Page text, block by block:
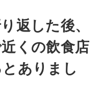
返した後、
くの飲食店
ありまし